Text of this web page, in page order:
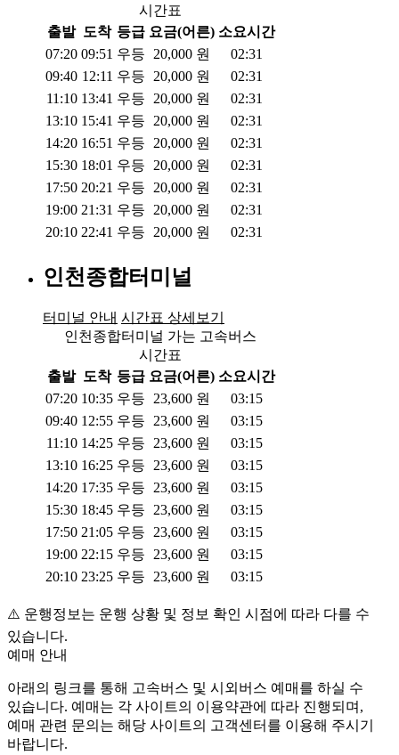
시간표
출발 도착 등급 요금(어른) 소요시간
07:20 09:51 우등 20,000 원
02:31
09:40 12:11 우등 20,000 원
02:31
11:10 13:41 우등 20,000 원
02:31
13:10 15:41 우등 20,000 원
02:31
14:20 16:51 우등 20,000 원
02:31
15:30 18:01 우등 20,000 원
02:31
17:50 20:21 우등 20,000 원
02:31
19:00 21:31 우등 20,000 원
02:31
20:10 22:41 우등 20,000 원 02:31
인천종합터미널
터미널 안내 시간표 상세보기
인천종합터미널 가는 고속버스
시간표
출발 도착 등급 요금(어른) 소요시간
07:20 10:35 우등 23,600 원
03:15
09:40 12:55 우등 23,600 원
03:15
11:10 14:25 우등 23,600 원
03:15
13:10 16:25 우등 23,600 원
03:15
14:20 17:35 우등 23,600 원
03:15
15:30 18:45 우등 23,600 원
03:15
17:50 21:05 우등 23,600 원
03:15
19:00 22:15 우등 23,600 원
03:15
20:10 23:25 우등 23,600 원 03:15
⚠️ 운행정보는 운행 상황 및 정보 확인 시점에 따라 다를 수
있습니다.
예매 안내
아래의 링크를 통해 고속버스 및 시외버스 예매를 하실 수
있습니다. 예매는 각 사이트의 이용약관에 따라 진행되며,
예매 관련 문의는 해당 사이트의 고객센터를 이용해 주시기
바랍니다.